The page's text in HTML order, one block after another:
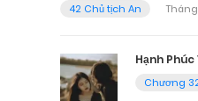
42 Chủ tịch An
Tháng
Hạnh
Chương